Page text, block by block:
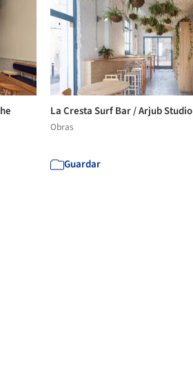
La Cresta Surf Bar / Arjub Studio
Obras
Guardar